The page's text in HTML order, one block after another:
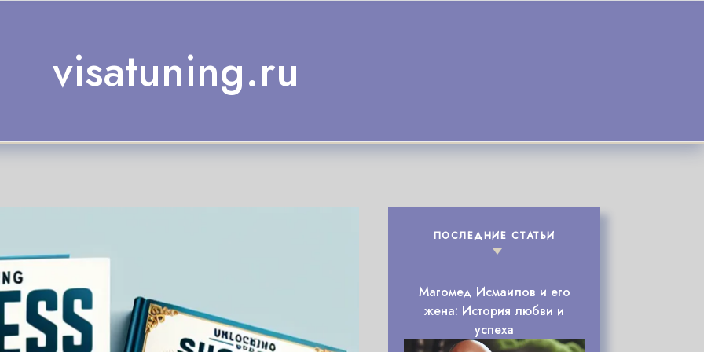
visatuning.ru
ПОСЛЕДНИЕ СТАТЬИ
Магомед Исмаилов и его
жена: История любви и
успеха